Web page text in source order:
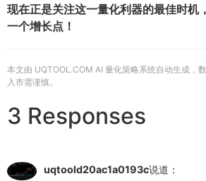
现在正是关注这一量化利器的最佳时机
一个增长点！
本文由 UQTOOL.COM AI 量化策略系统自动生成，
入市需谨慎。
3 Responses
uqtoold20ac1a0193c说道：